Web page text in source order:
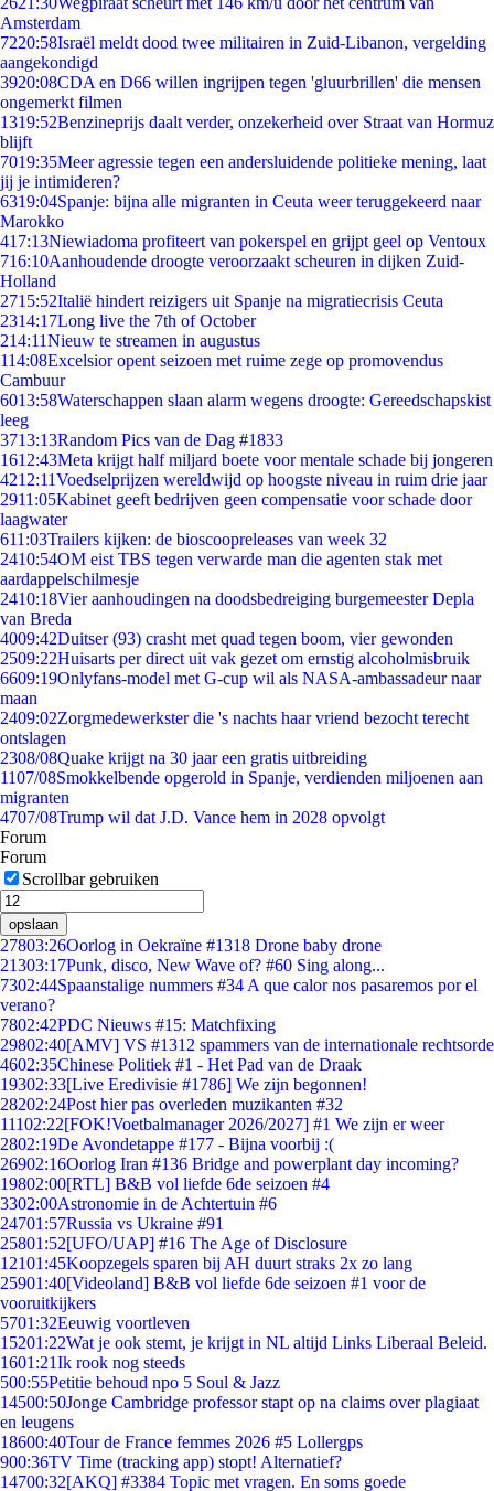
Amsterdam
7220:58Israël meldt dood twee militairen in Zuid-Libanon, vergelding
aangekondigd
3920:08CDA en D66 willen ingrijpen tegen 'gluurbrillen' die mensen
ongemerkt filmen
1319:52Benzineprijs daalt verder, onzekerheid over Straat van Hormuz
blijft
7019:35Meer agressie tegen een andersluidende politieke mening, laat
jij je intimideren?
6319:04Spanje: bijna alle migranten in Ceuta weer teruggekeerd naar
Marokko
417:13Niewiadoma profiteert van pokerspel en grijpt geel op Ventoux
716:10Aanhoudende droogte veroorzaakt scheuren in dijken Zuid-
Holland
2715:52Italië hindert reizigers uit Spanje na migratiecrisis Ceuta
2314:17Long live the 7th of October
214:11Nieuw te streamen in augustus
114:08Excelsior opent seizoen met ruime zege op promovendus
Cambuur
6013:58Waterschappen slaan alarm wegens droogte: Gereedschapskist
leeg
3713:13Random Pics van de Dag #1833
1612:43Meta krijgt half miljard boete voor mentale schade bij jongeren
4212:11Voedselprijzen wereldwijd op hoogste niveau in ruim drie jaar
2911:05Kabinet geeft bedrijven geen compensatie voor schade door
laagwater
611:03Trailers kijken: de bioscoopreleases van week 32
2410:54OM eist TBS tegen verwarde man die agenten stak met
aardappelschilmesje
2410:18Vier aanhoudingen na doodsbedreiging burgemeester Depla
van Breda
4009:42Duitser (93) crasht met quad tegen boom, vier gewonden
2509:22Huisarts per direct uit vak gezet om ernstig alcoholmisbruik
6609:19Onlyfans-model met G-cup wil als NASA-ambassadeur naar
maan
2409:02Zorgmedewerkster die 's nachts haar vriend bezocht terecht
ontslagen
2308/08Quake krijgt na 30 jaar een gratis uitbreiding
1107/08Smokkelbende opgerold in Spanje, verdienden miljoenen aan
migranten
4707/08Trump wil dat J.D. Vance hem in 2028 opvolgt
Forum
Forum
Scrollbar gebruiken
opslaan
27803:26Oorlog in Oekraïne #1318 Drone baby drone
21303:17Punk, disco, New Wave of? #60 Sing along...
7302:44Spaanstalige nummers #34 A que calor nos pasaremos por el
verano?
7802:42PDC Nieuws #15: Matchfixing
29802:40[AMV] VS #1312 spammers van de internationale rechtsorde
4602:35Chinese Politiek #1 - Het Pad van de Draak
19302:33[Live Eredivisie #1786] We zijn begonnen!
28202:24Post hier pas overleden muzikanten #32
11102:22[FOK!Voetbalmanager 2026/2027] #1 We zijn er weer
2802:19De Avondetappe #177 - Bijna voorbij :(
26902:16Oorlog Iran #136 Bridge and powerplant day incoming?
19802:00[RTL] B&B vol liefde 6de seizoen #4
3302:00Astronomie in de Achtertuin #6
24701:57Russia vs Ukraine #91
25801:52[UFO/UAP] #16 The Age of Disclosure
12101:45Koopzegels sparen bij AH duurt straks 2x zo lang
25901:40[Videoland] B&B vol liefde 6de seizoen #1 voor de
vooruitkijkers
5701:32Eeuwig voortleven
15201:22Wat je ook stemt, je krijgt in NL altijd Links Liberaal Beleid.
1601:21Ik rook nog steeds
500:55Petitie behoud npo 5 Soul & Jazz
14500:50Jonge Cambridge professor stapt op na claims over plagiaat
en leugens
18600:40Tour de France femmes 2026 #5 Lollergps
900:36TV Time (tracking app) stopt! Alternatief?
14700:32[AKQ] #3384 Topic met vragen. En soms goede